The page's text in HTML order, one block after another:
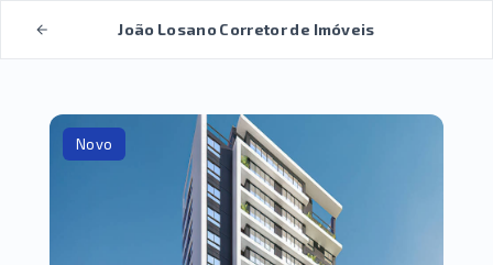
João Losano Corretor de Imóveis
Novo